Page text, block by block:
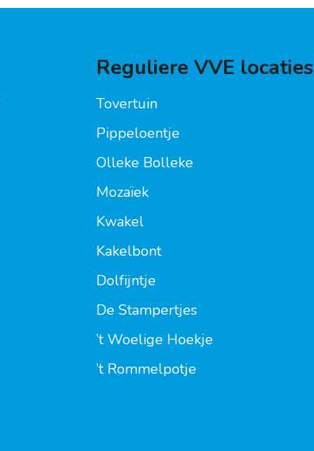
Reguliere VVE locaties
Tovertuin
Pippeloentje
Olleke Bolleke
Mozaïek
Kwakel
Kakelbont
Dolfijntje
De Stampertjes
’t Woelige Hoekje
’t Rommelpotje